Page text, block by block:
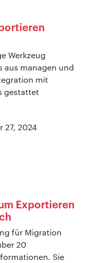
Werkzeug
aus managen und
mit
gestattet
27, 2024
Exportieren
für Migration
20
Sie